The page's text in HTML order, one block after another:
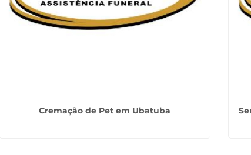
Cremação de Pet em Ubatuba